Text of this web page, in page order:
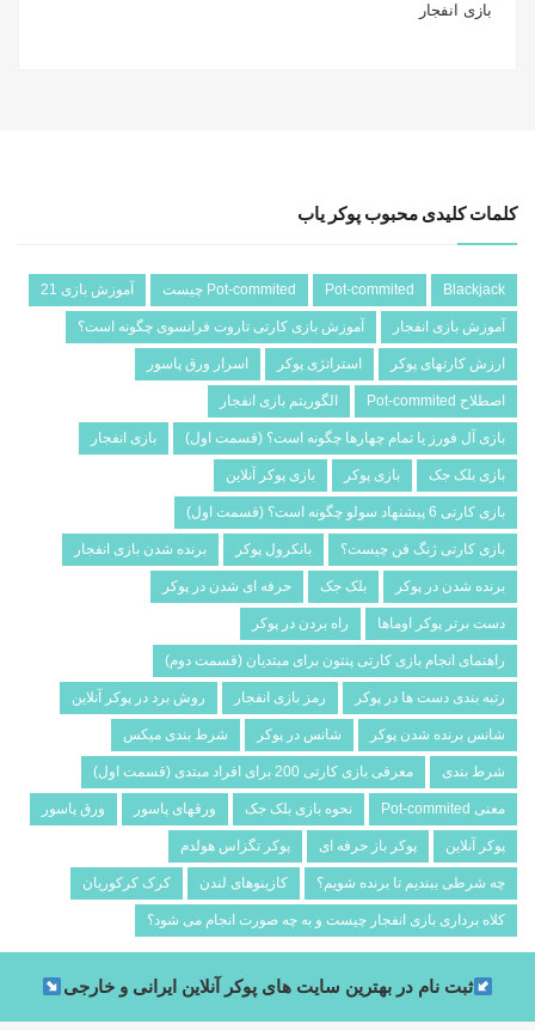
بازی انفجار
کلمات کلیدی محبوب پوکر یاب
Blackjack
Pot-commited Pot-commited چیست آموزش بازی 21
آموزش بازی انفجار آموزش بازی کارتی تاروت فرانسوی چگونه است؟
ارزش کارتهای پوکر استراتژی پوکر اسرار ورق پاسور
اصطلاح Pot-commited الگوریتم بازی انفجار
بازی آل فورز یا تمام چهارها چگونه است؟ (قسمت اول) بازی انفجار
بازی بلک جک بازی پوکر بازی پوکر آنلاین
بازی کارتی 6 پیشنهاد سولو چگونه است؟ (قسمت اول)
بازی کارتی ژنگ فن چیست؟ بانکرول پوکر برنده شدن بازی انفجار
برنده شدن در پوکر بلک جک حرفه ای شدن در پوکر
دست برتر پوکر اوماها راه بردن در پوکر
راهنمای انجام بازی کارتی پنتون برای مبتدیان (قسمت دوم)
رتبه بندی دست ها در پوکر رمز بازی انفجار روش برد در پوکر آنلاین
شانس برنده شدن پوکر شانس در پوکر شرط­ بندی میکس
شرط بندی معرفی بازی کارتی 200 برای افراد مبتدی (قسمت اول)
معنی Pot-commited نحوه بازی بلک جک ورقهای پاسور ورق پاسور
پوکر آنلاین پوکر باز حرفه ای پوکر تگزاس هولدم
چه شرطی ببندیم تا برنده شویم؟ کازینوهای لندن کرک کرکوریان
کلاه برداری بازی انفجار چیست و به چه صورت انجام می شود؟
ثبت نام در بهترین سایت های پوکر آنلاین ایرانی و خارجی